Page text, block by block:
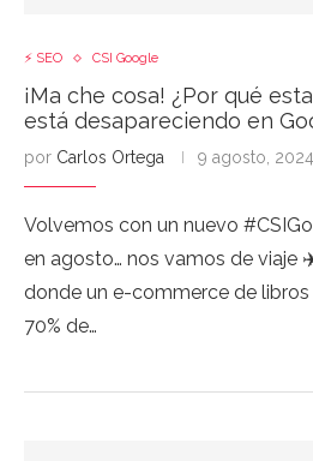
⚡ SEO CSI Google
¡Ma che cosa! ¿Por qué
está desapareciendo en
por Carlos Ortega 9 agosto, 2024
Volvemos con un nuevo
en agosto… nos vamos de viaje
donde un e-commerce de
70% de…